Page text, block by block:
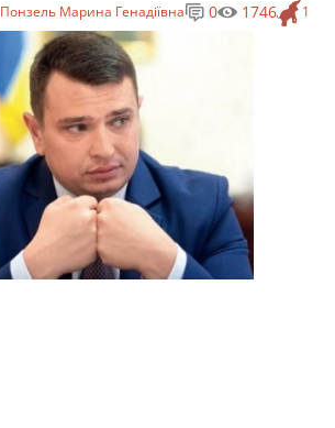
Понзель Марина Генадіївна 1
0 1746